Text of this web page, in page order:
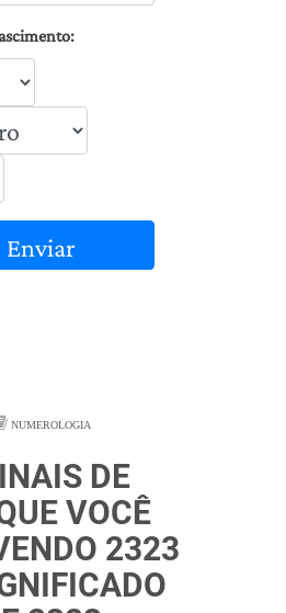
Enviar
NUMEROLOGIA
DE
VOCÊ
2323